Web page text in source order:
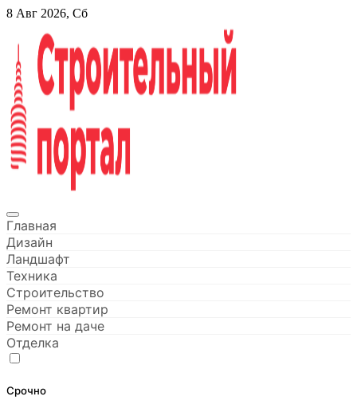
Перейти
содержанию
8 Авг 2026, Сб
Строительный портал
Главная
Дизайн
Ландшафт
Техника
Строительство
Ремонт квартир
Ремонт на даче
Отделка
Срочно